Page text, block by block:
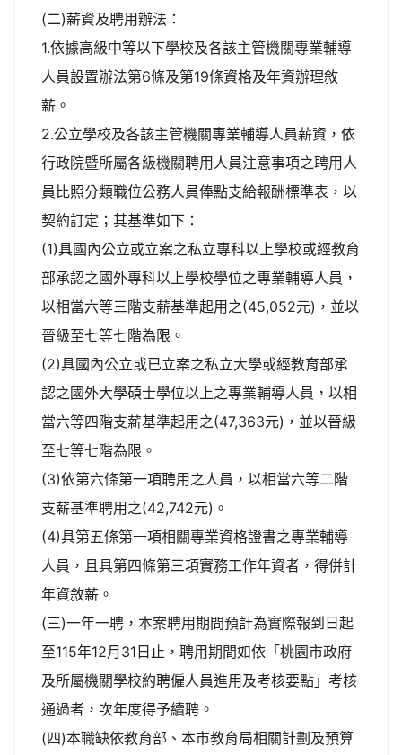
(二)薪資及聘用辦法：
1.依據高級中等以下學校及各該主管機關專業輔導
人員設置辦法第6條及第19條資格及年資辦理敘
薪。
2.公立學校及各該主管機關專業輔導人員薪資，依
行政院暨所屬各級機關聘用人員注意事項之聘用人
員比照分類職位公務人員俸點支給報酬標準表，以
契約訂定；其基準如下：
(1)具國內公立或立案之私立專科以上學校或經教育
部承認之國外專科以上學校學位之專業輔導人員，
以相當六等三階支薪基準起用之(45,052元)，並以
晉級至七等七階為限。
(2)具國內公立或已立案之私立大學或經教育部承
認之國外大學碩士學位以上之專業輔導人員，以相
當六等四階支薪基準起用之(47,363元)，並以晉級
至七等七階為限。
(3)依第六條第一項聘用之人員，以相當六等二階
支薪基準聘用之(42,742元)。
(4)具第五條第一項相關專業資格證書之專業輔導
人員，且具第四條第三項實務工作年資者，得併計
年資敘薪。
(三)一年一聘，本案聘用期間預計為實際報到日起
至115年12月31日止，聘用期間如依「桃園市政府
及所屬機關學校約聘僱人員進用及考核要點」考核
通過者，次年度得予續聘。
(四)本職缺依教育部、本市教育局相關計劃及預算